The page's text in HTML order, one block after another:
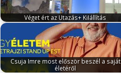
Véget ért az Utazás+ KiIállítás
február 27, 2024Több mint 200 kiállító,
csaknem 30 ezer látogató és óvatos…
Csuja Imre most először beszél a saját
életéről